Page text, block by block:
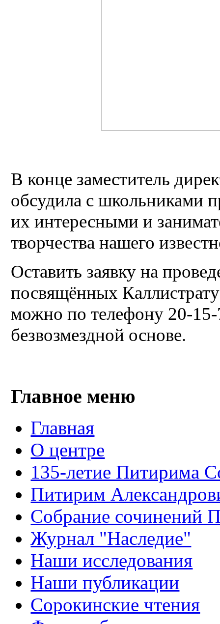
В конце заместитель
обсудила с школьниками
их интересными и
творчества нашего
Оставить заявку на
посвящённых
можно по телефону 20-15-
безвозмездной основе.
Главное меню
Главная
О центре
135-летие Питирима
Питирим
Собрание сочинений
Журнал "Наследие"
Наши исследования
Наши публикации
Сорокинские чтения